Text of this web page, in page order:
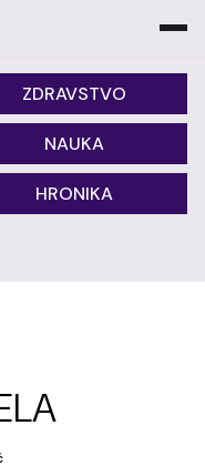
ZDRAVSTVO
NAUKA
HRONIKA